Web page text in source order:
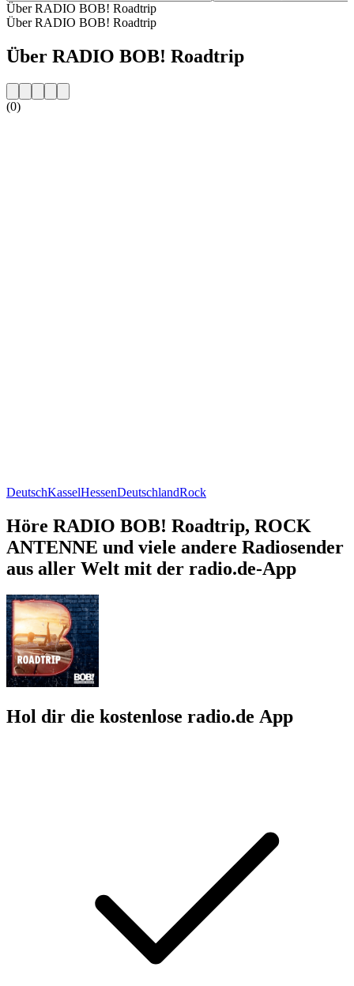
Über RADIO BOB! Roadtrip
Über RADIO BOB! Roadtrip
Über RADIO BOB! Roadtrip
(0)
DeutschKasselHessenDeutschlandRock
Höre RADIO BOB! Roadtrip, ROCK
ANTENNE und viele andere Radiosender
aus aller Welt mit der radio.de-App
Hol dir die kostenlose radio.de App